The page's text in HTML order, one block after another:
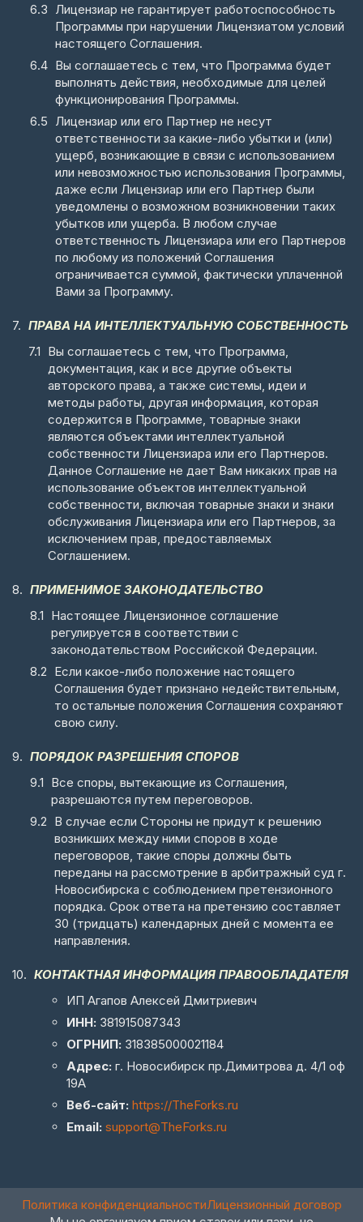
Лицензиар не гарантирует работоспособность
Программы при нарушении Лицензиатом условий
настоящего Соглашения.
Вы соглашаетесь с тем, что Программа будет
выполнять действия, необходимые для целей
функционирования Программы.
Лицензиар или его Партнер не несут
ответственности за какие-либо убытки и (или)
ущерб, возникающие в связи с использованием
или невозможностью использования Программы,
даже если Лицензиар или его Партнер были
уведомлены о возможном возникновении таких
убытков или ущерба. В любом случае
ответственность Лицензиара или его Партнеров
по любому из положений Соглашения
ограничивается суммой, фактически уплаченной
Вами за Программу.
ПРАВА НА ИНТЕЛЛЕКТУАЛЬНУЮ СОБСТВЕННОСТЬ
Вы соглашаетесь с тем, что Программа,
документация, как и все другие объекты
авторского права, а также системы, идеи и
методы работы, другая информация, которая
содержится в Программе, товарные знаки
являются объектами интеллектуальной
собственности Лицензиара или его Партнеров.
Данное Соглашение не дает Вам никаких прав на
использование объектов интеллектуальной
собственности, включая товарные знаки и знаки
обслуживания Лицензиара или его Партнеров, за
исключением прав, предоставляемых
Соглашением.
ПРИМЕНИМОЕ ЗАКОНОДАТЕЛЬСТВО
Настоящее Лицензионное соглашение
регулируется в соответствии с
законодательством Российской Федерации.
Если какое-либо положение настоящего
Соглашения будет признано недействительным,
то остальные положения Соглашения сохраняют
свою силу.
ПОРЯДОК РАЗРЕШЕНИЯ СПОРОВ
Все споры, вытекающие из Соглашения,
разрешаются путем переговоров.
В случае если Стороны не придут к решению
возникших между ними споров в ходе
переговоров, такие споры должны быть
переданы на рассмотрение в арбитражный суд г.
Новосибирска с соблюдением претензионного
порядка. Срок ответа на претензию составляет
30 (тридцать) календарных дней с момента ее
направления.
КОНТАКТНАЯ ИНФОРМАЦИЯ ПРАВООБЛАДАТЕЛЯ
ИП Агапов Алексей Дмитриевич
ИНН: 381915087343
ОГРНИП: 318385000021184
Адрес: г. Новосибирск пр.Димитрова д. 4/1 оф
19А
Веб-сайт: https://TheForks.ru
Email: support@TheForks.ru
Политика конфиденциальностиЛицензионный договор